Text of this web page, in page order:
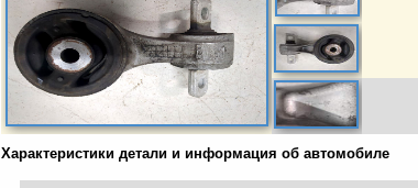
Характеристики детали и информация об автомобиле